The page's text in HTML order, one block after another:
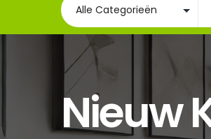
Nieuw